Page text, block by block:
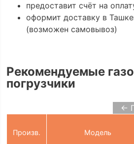
предоставит счёт на
оформит доставку в
(возможен самовывоз)
Рекомендуемые
погрузчики
←
Произв. Модель